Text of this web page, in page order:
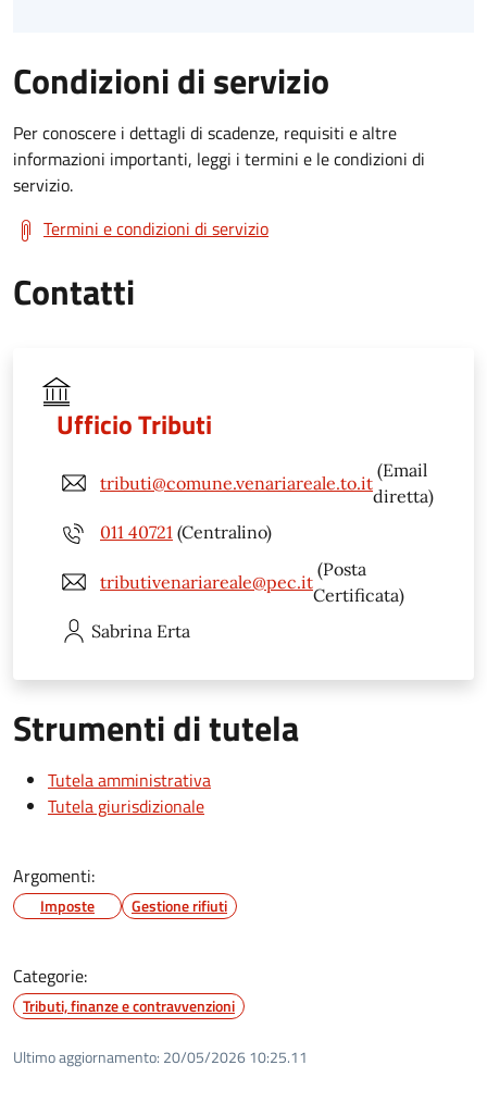
Condizioni di servizio
Per conoscere i dettagli di scadenze, requisiti e altre
informazioni importanti, leggi i termini e le condizioni di
servizio.
Termini e condizioni di servizio
Contatti
Ufficio Tributi
tributi@comune.venariareale.to.it
(Email
diretta)
011 40721 (Centralino)
tributivenariareale@pec.it
(Posta
Certificata)
Sabrina Erta
Strumenti di tutela
Tutela amministrativa
Tutela giurisdizionale
Argomenti:
Imposte Gestione rifiuti
Categorie:
Tributi, finanze e contravvenzioni
Ultimo aggiornamento: 20/05/2026 10:25.11